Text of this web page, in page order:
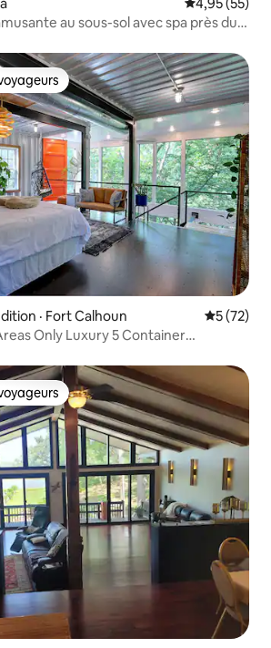
au sous-sol avec spa près du
parmi les plus aimés
· Fort Calhoun Note
5 (72)
Only Luxury 5 Container
parmi les plus aimés